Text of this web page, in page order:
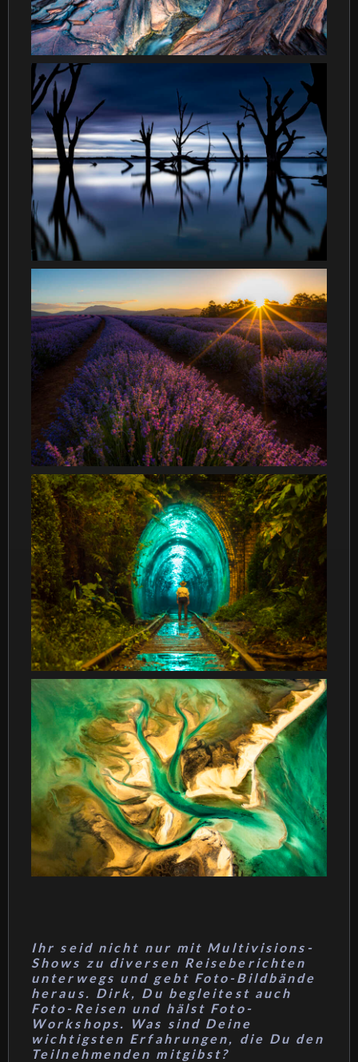
Ihr seid nicht nur mit Multivisions-
Shows zu diversen Reiseberichten
unterwegs und gebt Foto-Bildbände
heraus. Dirk, Du begleitest auch
Foto-Reisen und hälst Foto-
Workshops. Was sind Deine
wichtigsten Erfahrungen, die Du den
Teilnehmenden mitgibst?